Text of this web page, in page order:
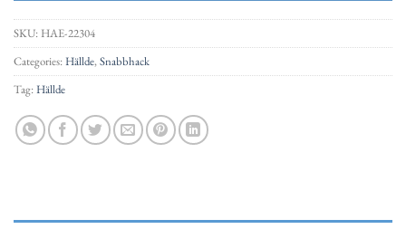
SKU: HAE-22304
Categories:Hällde,Snabbhack
Tag:Hällde